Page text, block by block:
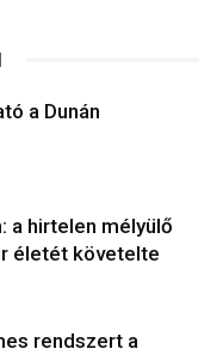
a Dunán
a hirtelen mélyülő
életét követelte
rendszert a